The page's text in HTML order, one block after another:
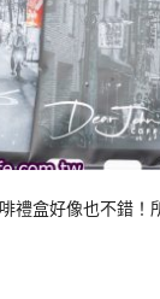
禮盒好像也不錯